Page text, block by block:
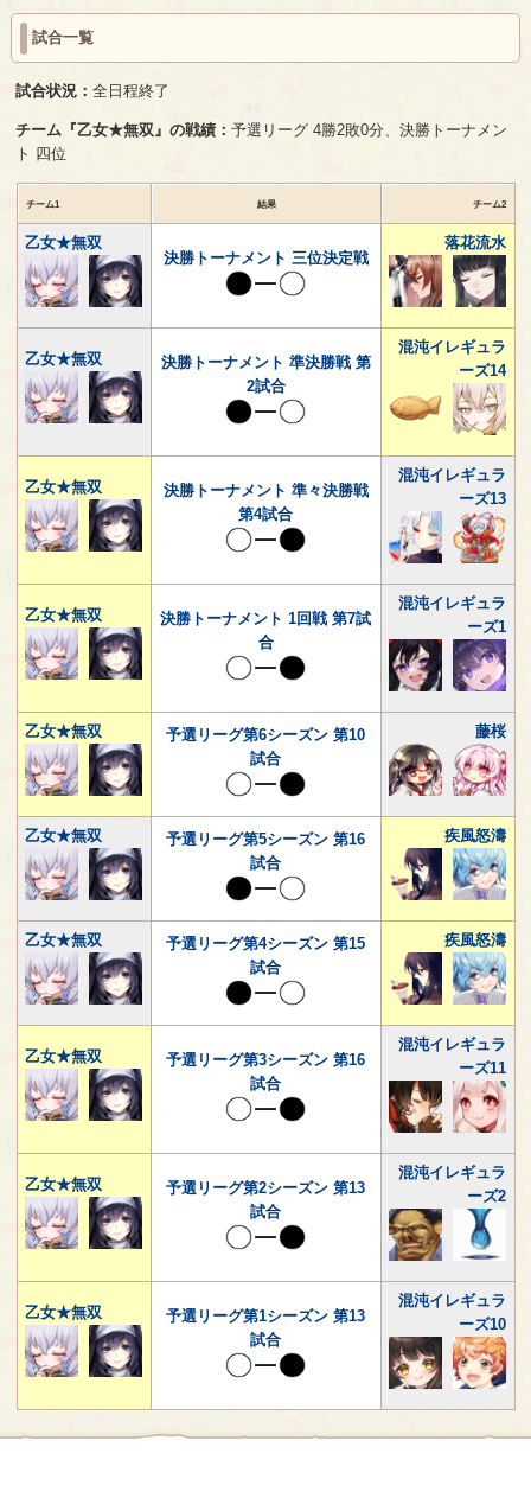
試合一覧
試合状況：全日程終了
チーム『乙女★無双』の戦績：予選リーグ 4勝2敗0分、決勝トーナメン
ト 四位
チーム1 結果 チーム2
乙女★無双
決勝トーナメント 三位決定戦
落花流水
乙女★無双
決勝トーナメント 準決勝戦 第
2試合
混沌イレギュラ
ーズ14
乙女★無双
決勝トーナメント 準々決勝戦
第4試合
混沌イレギュラ
ーズ13
乙女★無双
決勝トーナメント 1回戦 第7試
合
混沌イレギュラ
ーズ1
乙女★無双
予選リーグ第6シーズン 第10
試合
藤桜
乙女★無双
予選リーグ第5シーズン 第16
試合
疾風怒濤
乙女★無双
予選リーグ第4シーズン 第15
試合
疾風怒濤
乙女★無双
予選リーグ第3シーズン 第16
試合
混沌イレギュラ
ーズ11
乙女★無双
予選リーグ第2シーズン 第13
試合
混沌イレギュラ
ーズ2
乙女★無双
予選リーグ第1シーズン 第13
試合
混沌イレギュラ
ーズ10